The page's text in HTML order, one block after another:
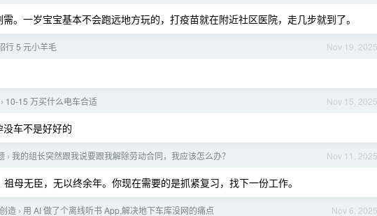
。一岁宝宝基本不会跑远地方玩的，打疫苗就在附近社区医院，走几步就到了。
Nov 19, 2025
行 5 元小羊毛
Nov 15, 2025
› 10-15 万买什么电车合适
车不是好好的
Nov 11, 2025
› 我的组长突然跟我说要跟我解除劳动合同，我应该怎么办？
母无臣，无以终余年。你现在需要的是抓紧复习，找下一份工作。
Nov 6, 2025
造 › 用 AI 做了个离线听书 App,解决地下车库没网的痛点